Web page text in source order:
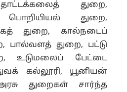
துறை,
துறை,
துறை, கால்நடைப்
பால்வளத் துறை, பட்டு
உடுமலைப் பேட்டை
கல்லூரி, யூனியன்
துறைகள் சார்ந்த